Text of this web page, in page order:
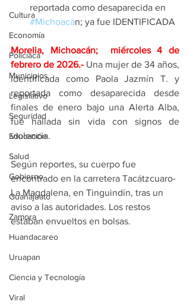
Cultura
Economía
Policíaca
Municipios
Legislativo
Seguridad
Educación
Salud
Gobierno
Guanajuato
Zamora
Huandacareo
Uruapan
Ciencia y Tecnología
Viral
reportada como desaparecida en
#Michoacán; ya fue IDENTIFICADA
Morelia, Michoacán;  miércoles 4 de
febrero de 2026.- Una mujer de 34 años,
identificada como Paola Jazmín T. y
reportada como desaparecida desde
finales de enero bajo una Alerta Alba,
fue hallada sin vida con signos de
violencia.
Según reportes, su cuerpo fue
encontrado en la carretera Tacátzcuaro-
La Magdalena, en Tinguindín, tras un
aviso a las autoridades. Los restos
estaban envueltos en bolsas.